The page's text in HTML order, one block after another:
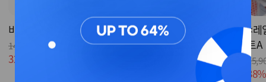
비닐쏙 픽미 5개_화이트
14,500원
32%
발각질제거기
21,000원
<레
트A